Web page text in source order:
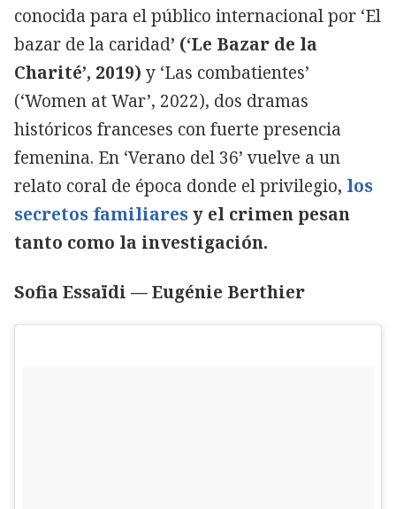
conocida para el público internacional por ‘El
bazar de la caridad’ (‘Le Bazar de la
Charité’, 2019) y ‘Las combatientes’
(‘Women at War’, 2022), dos dramas
históricos franceses con fuerte presencia
femenina. En ‘Verano del 36’ vuelve a un
relato coral de época donde el privilegio, los
secretos familiaresy el crimen pesan
tanto como la investigación.
Sofia Essaïdi — Eugénie Berthier